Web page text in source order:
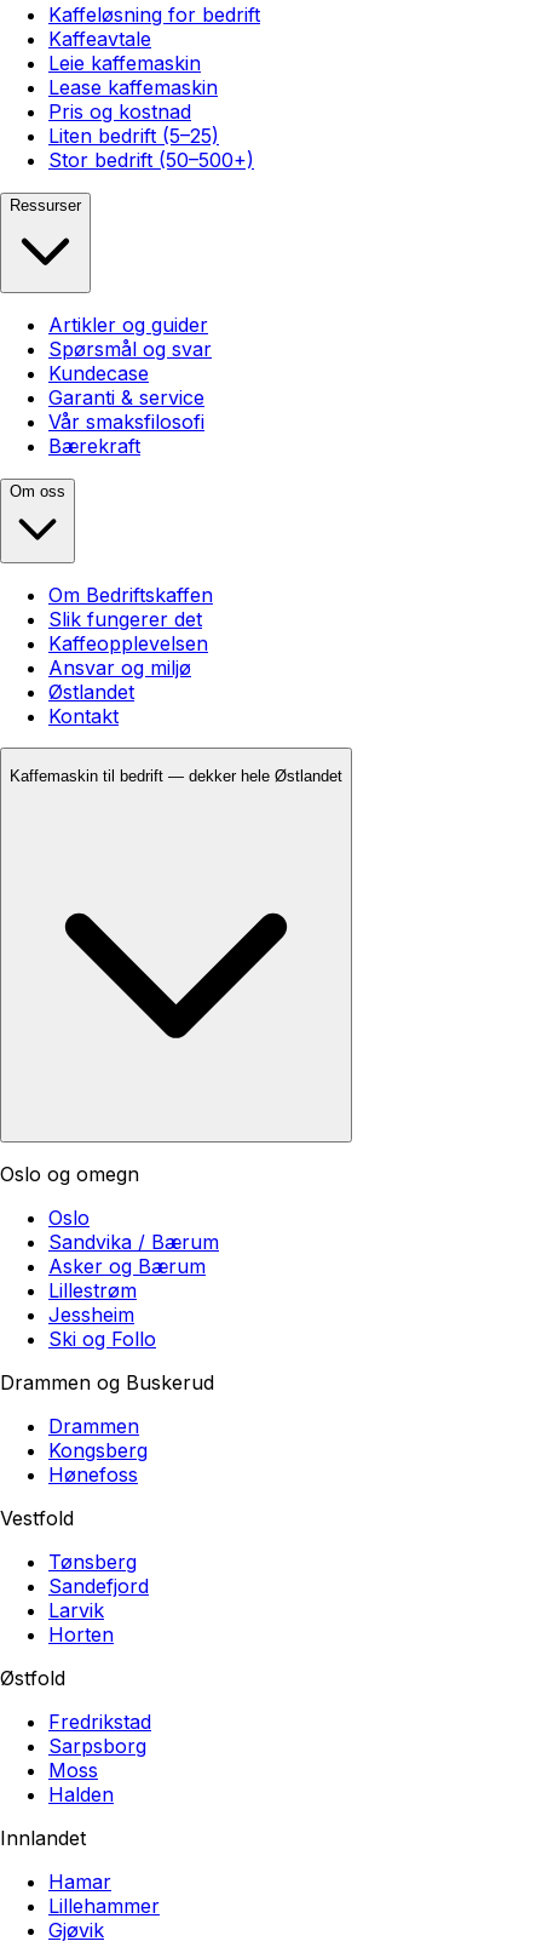
Kaffeløsning for bedrift
Kaffeavtale
Leie kaffemaskin
Lease kaffemaskin
Pris og kostnad
Liten bedrift (5–25)
Stor bedrift (50–500+)
Ressurser
Artikler og guider
Spørsmål og svar
Kundecase
Garanti & service
Vår smaksfilosofi
Bærekraft
Om oss
Om Bedriftskaffen
Slik fungerer det
Kaffeopplevelsen
Ansvar og miljø
Østlandet
Kontakt
Kaffemaskin til bedrift — dekker hele Østlandet
Oslo og omegn
Oslo
Sandvika / Bærum
Asker og Bærum
Lillestrøm
Jessheim
Ski og Follo
Drammen og Buskerud
Drammen
Kongsberg
Hønefoss
Vestfold
Tønsberg
Sandefjord
Larvik
Horten
Østfold
Fredrikstad
Sarpsborg
Moss
Halden
Innlandet
Hamar
Lillehammer
Gjøvik